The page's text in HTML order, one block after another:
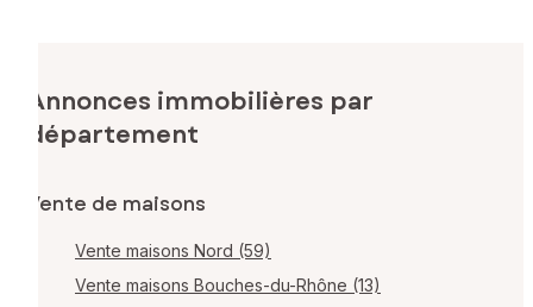
Annonces immobilières par
département
Vente de maisons
Vente maisons Nord (59)
Vente maisons Bouches-du-Rhône (13)